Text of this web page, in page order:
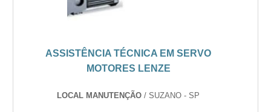
ASSISTÊNCIA TÉCNICA EM SERVO
MOTORES LENZE
LOCAL MANUTENÇÃO / SUZANO - SP